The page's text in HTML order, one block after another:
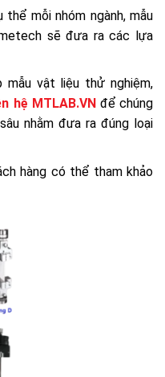
mỗi nhóm ngành, mẫu
sẽ đưa ra các lựa
mẫu vật liệu thử nghiệm,
hệ MTLAB.VN để chúng
nhằm đưa ra đúng loại
hàng có thể tham khảo